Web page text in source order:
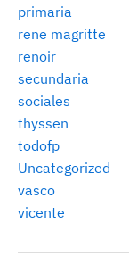
primaria
rene magritte
renoir
secundaria
sociales
thyssen
todofp
Uncategorized
vasco
vicente